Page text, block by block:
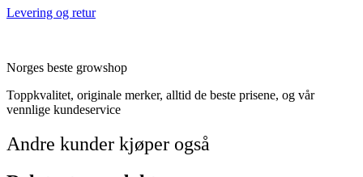
Levering og retur
Norges beste growshop
Toppkvalitet, originale merker, alltid de beste prisene, og vår
vennlige kundeservice
Andre kunder kjøper også